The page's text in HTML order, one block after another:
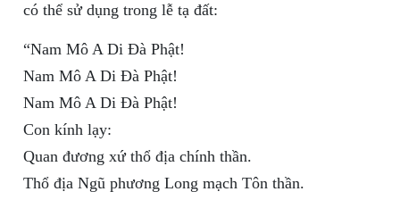
có thể sử dụng trong lễ tạ đất:
“Nam Mô A Di Đà Phật!
Nam Mô A Di Đà Phật!
Nam Mô A Di Đà Phật!
Con kính lạy:
Quan đương xứ thổ địa chính thần.
Thổ địa Ngũ phương Long mạch Tôn thần.